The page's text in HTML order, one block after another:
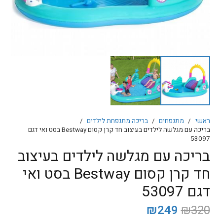
ראשי / מתנפחים / בריכה מתנפחת לילדים /
בריכה עם מגלשה לילדים בעיצוב חד קרן קסום Bestway בסט ואי דגם
53097
בריכה עם מגלשה לילדים בעיצוב
חד קרן קסום Bestway בסט ואי
דגם 53097
₪320 המחיר
₪249